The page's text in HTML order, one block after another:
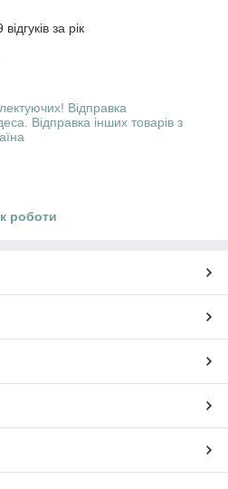
за рік
Відправка
Відправка інших товарів з
роботи